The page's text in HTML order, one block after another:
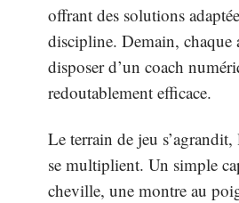
offrant des solutions
discipline. Demain, chaque
disposer d’un coach
redoutablement efficace.
Le terrain de jeu
se multiplient. Un simple
cheville, une montre au